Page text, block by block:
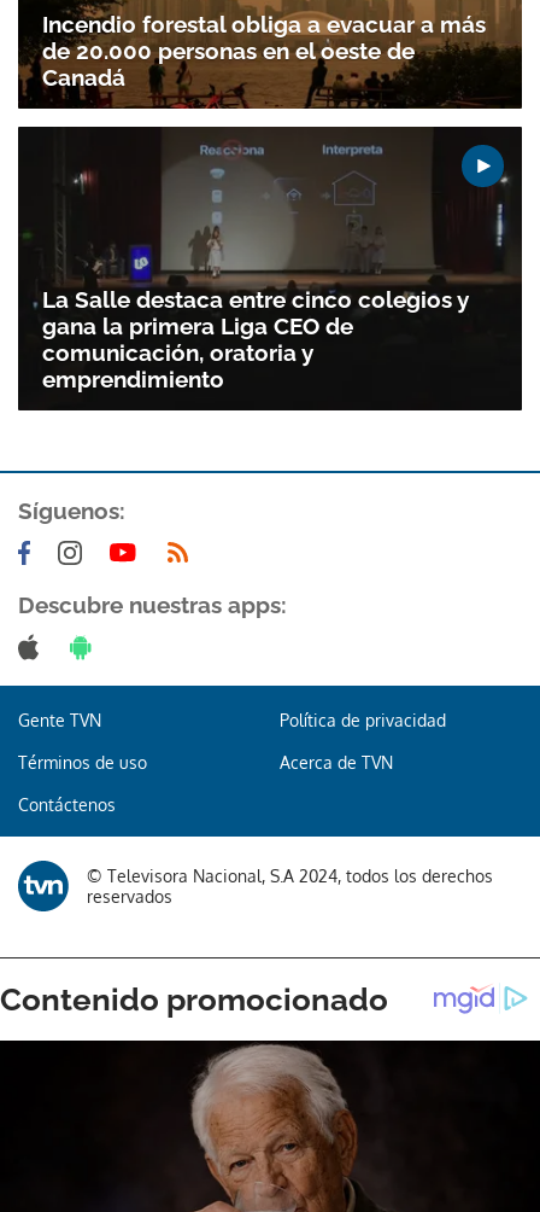
Incendio forestal obliga a evacuar a más
de 20.000 personas en el oeste de
Canadá
La Salle destaca entre cinco colegios y
gana la primera Liga CEO de
comunicación, oratoria y
emprendimiento
Síguenos:
Descubre nuestras apps:
Gente TVN Política de privacidad
Términos de uso Acerca de TVN
Contáctenos
© Televisora Nacional, S.A 2024, todos los derechos
reservados